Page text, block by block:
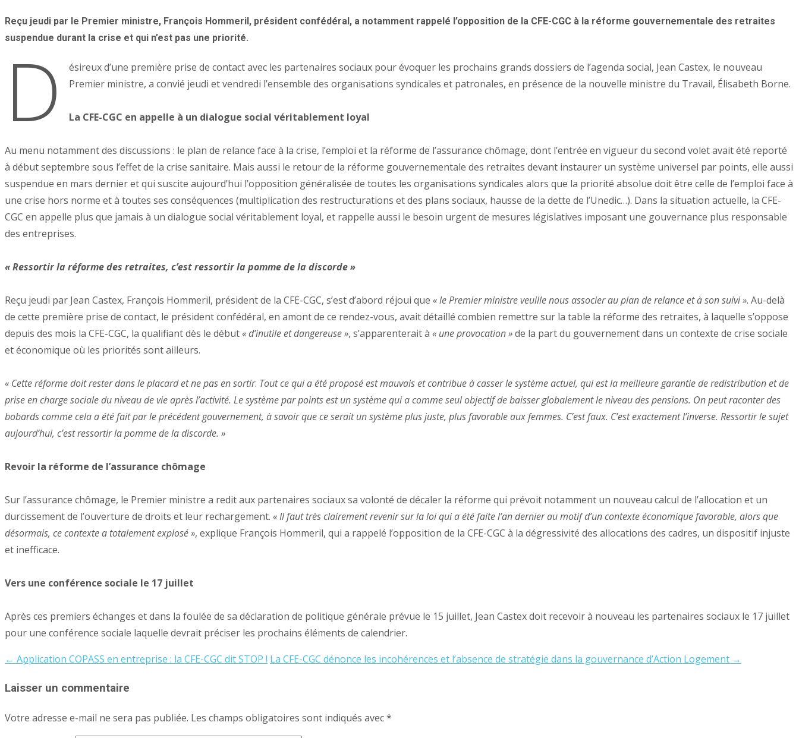
Reçu jeudi par le Premier ministre, François Hommeril, président confédéral, a notamment rappelé l’opposition de la CFE-CGC à la réforme gouvernementale des retraites
suspendue durant la crise et qui n’est pas une priorité.
D
ésireux d’une première prise de contact avec les partenaires sociaux pour évoquer les prochains grands dossiers de l’agenda social, Jean Castex, le nouveau
Premier ministre, a convié jeudi et vendredi l’ensemble des organisations syndicales et patronales, en présence de la nouvelle ministre du Travail, Élisabeth Borne.
La CFE-CGC en appelle à un dialogue social véritablement loyal
Au menu notamment des discussions : le plan de relance face à la crise, l’emploi et la réforme de l’assurance chômage, dont l’entrée en vigueur du second volet avait été reporté
à début septembre sous l’effet de la crise sanitaire. Mais aussi le retour de la réforme gouvernementale des retraites devant instaurer un système universel par points, elle aussi
suspendue en mars dernier et qui suscite aujourd’hui l’opposition généralisée de toutes les organisations syndicales alors que la priorité absolue doit être celle de l’emploi face à
une crise hors norme et à toutes ses conséquences (multiplication des restructurations et des plans sociaux, hausse de la dette de l’Unedic…). Dans la situation actuelle, la CFE-
CGC en appelle plus que jamais à un dialogue social véritablement loyal, et rappelle aussi le besoin urgent de mesures législatives imposant une gouvernance plus responsable
des entreprises.
« Ressortir la réforme des retraites, c’est ressortir la pomme de la discorde »
Reçu jeudi par Jean Castex, François Hommeril, président de la CFE-CGC, s’est d’abord réjoui que « le Premier ministre veuille nous associer au plan de relance et à son suivi ». Au-delà
de cette première prise de contact, le président confédéral, en amont de ce rendez-vous, avait détaillé combien remettre sur la table la réforme des retraites, à laquelle s’oppose
depuis des mois la CFE-CGC, la qualifiant dès le début« d’inutile et dangereuse », s’apparenterait à « une provocation »de la part du gouvernement dans un contexte de crise sociale
et économique où les priorités sont ailleurs.
« Cette réforme doit rester dans le placard et ne pas en sortir. Tout ce qui a été proposé est mauvais et contribue à casser le système actuel, qui est la meilleure garantie de redistribution et de
prise en charge sociale du niveau de vie après l’activité. Le système par points est un système qui a comme seul objectif de baisser globalement le niveau des pensions. On peut raconter des
bobards comme cela a été fait par le précédent gouvernement, à savoir que ce serait un système plus juste, plus favorable aux femmes. C’est faux. C’est exactement l’inverse. Ressortir le sujet
aujourd’hui, c’est ressortir la pomme de la discorde. »
Revoir la réforme de l’assurance chômage
Sur l’assurance chômage, le Premier ministre a redit aux partenaires sociaux sa volonté de décaler la réforme qui prévoit notamment un nouveau calcul de l’allocation et un
durcissement de l’ouverture de droits et leur rechargement. « Il faut très clairement revenir sur la loi qui a été faite l’an dernier au motif d’un contexte économique favorable, alors que
désormais, ce contexte a totalement explosé », explique François Hommeril, qui a rappelé l’opposition de la CFE-CGC à la dégressivité des allocations des cadres, un dispositif injuste
et inefficace.
Vers une conférence sociale le 17 juillet
Après ces premiers échanges et dans la foulée de sa déclaration de politique générale prévue le 15 juillet, Jean Castex doit recevoir à nouveau les partenaires sociaux le 17 juillet
pour une conférence sociale laquelle devrait préciser les prochains éléments de calendrier.
Post
navigation
← Application COPASS en entreprise : la CFE-CGC dit STOP ! La CFE-CGC dénonce les incohérences et l’absence de stratégie dans la gouvernance d’Action Logement →
Laisser un commentaire
Votre adresse e-mail ne sera pas publiée. Les champs obligatoires sont indiqués avec*